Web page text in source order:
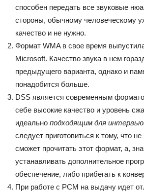
способен передать все звуковые
стороны, обычному человеческому
качество и не нужно.
Формат WMA в свое время
Microsoft. Качество звука в нем
предыдущего варианта, однако и
понадобится больше.
DSS является современным
себе высокие качество и уровень
идеально подходящим для
следует приготовиться к тому, что
сможет прочитать этот формат, а,
устанавливать дополнительное
обеспечение, либо прибегать к
При работе с PCM на выдачу идет